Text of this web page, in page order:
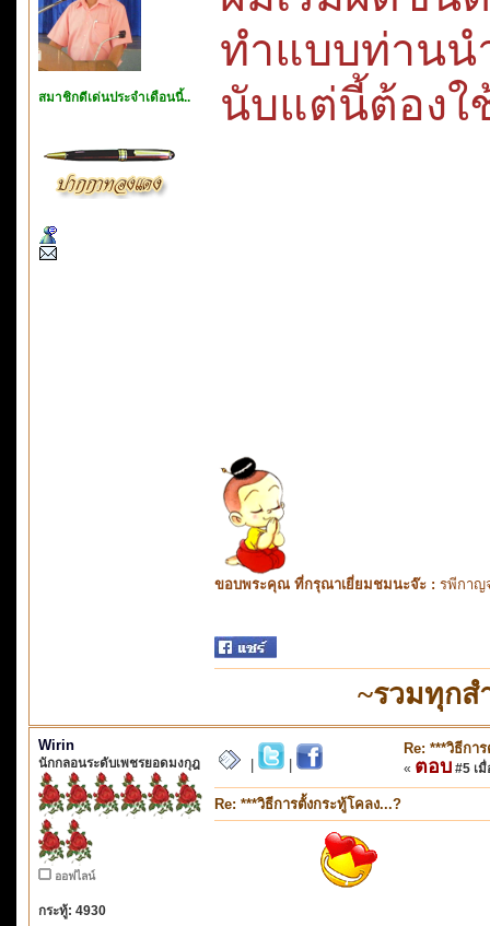
สมาชิกดีเด่นประจำเดือนนี้..
ทำแบบท่า
นับแต่นี้ต้
ขอบพระคุณ ที่กรุณาเยี่ยมชมนะจ๊ะ : รพีกาญ
~รวมทุก
Wirin
นักกลอนระดับเพชรยอดมงกุฎ
ออฟไลน์
กระทู้: 4930
Re: ***วิธีกา
« ตอบ #5 เมื่
Re: ***วิธีการตั้งกระทู้โคลง...?